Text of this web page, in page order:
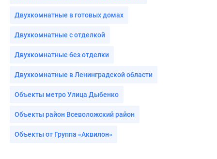
Двухкомнатные в готовых домах
Двухкомнатные с отделкой
Двухкомнатные без отделки
Двухкомнатные в Ленинградской области
Объекты метро Улица Дыбенко
Объекты район Всеволожский район
Объекты от Группа «Аквилон»